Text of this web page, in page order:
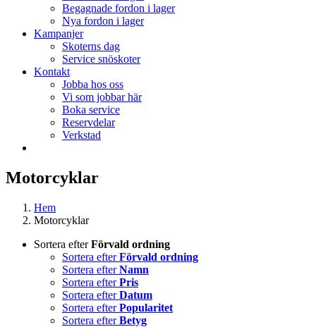
Begagnade fordon i lager
Nya fordon i lager
Kampanjer
Skoterns dag
Service snöskoter
Kontakt
Jobba hos oss
Vi som jobbar här
Boka service
Reservdelar
Verkstad
Motorcyklar
Hem
Motorcyklar
Sortera efterFörvald ordning
Sortera efterFörvald ordning
Sortera efterNamn
Sortera efterPris
Sortera efterDatum
Sortera efterPopularitet
Sortera efterBetyg